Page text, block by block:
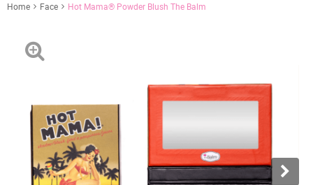
Home Face Hot Mama® Powder Blush The Balm